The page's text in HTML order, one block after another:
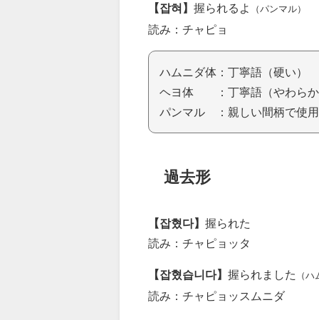
【잡혀】 握られるよ （パンマル）
読み：チャピョ
ハムニダ体：丁寧語（硬い）
ヘヨ体 ：丁寧語（やわらか
パンマル ：親しい間柄で使用
過去形
【잡혔다】 握られた
読み：チャピョッタ
【잡혔습니다】 握られました （ハ
読み：チャピョッスムニダ